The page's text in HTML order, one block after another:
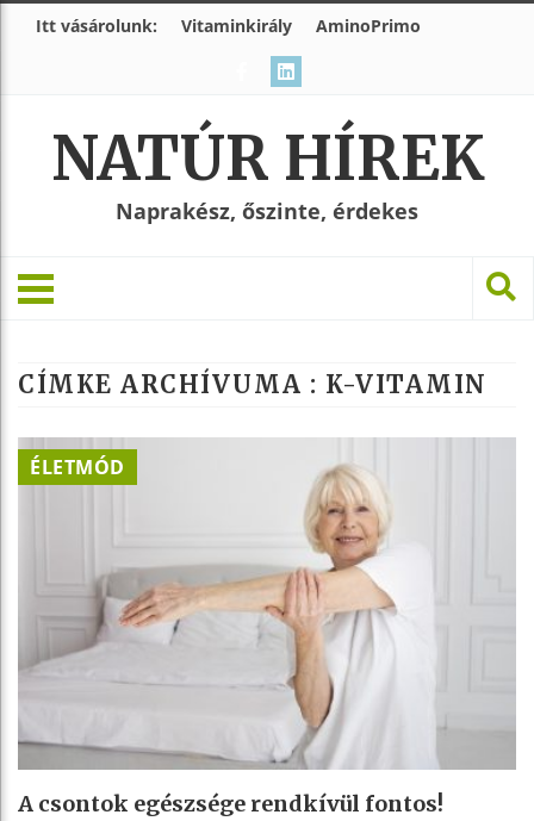
Itt vásárolunk: Vitaminkirály AminoPrimo
NATÚR HÍREK
Naprakész, őszinte, érdekes
CÍMKE ARCHÍVUMA : K-VITAMIN
ÉLETMÓD
A csontok egészsége rendkívül fontos!